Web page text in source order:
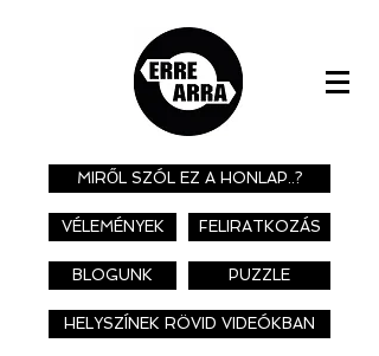
MIRŐL SZÓL EZ A HONLAP..?
VÉLEMÉNYEK FELIRATKOZÁS
BLOGUNK PUZZLE
HELYSZÍNEK RÖVID VIDEÓKBAN